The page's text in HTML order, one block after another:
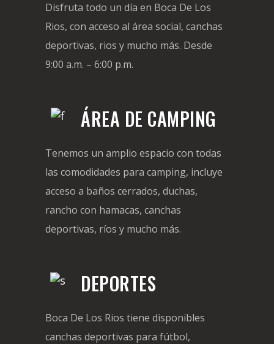
Disfruta todo un día en Boca De Los
Rios, con acceso al área social, canchas
deportivas, rios y mucho más. Desde
9:00 a.m. – 6:00 p.m.
ÁREA DE CAMPING
Tenemos un amplio espacio con todas
las comodidades para camping, incluye
acceso a baños cerrados, duchas,
rancho con hamacas, canchas
deportivas, ríos y mucho más.
DEPORTES
Boca De Los Rios tiene disponibles
canchas deportivas para fútbol,